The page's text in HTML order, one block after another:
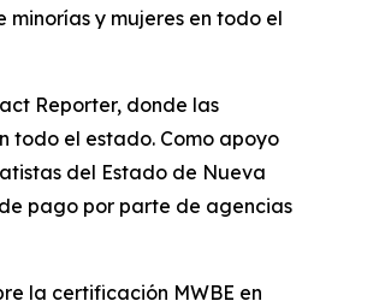
y mujeres en todo el
Reporter, donde las
todo el estado. Como apoyo
del Estado de Nueva
pago por parte de agencias
la certificación MWBE en